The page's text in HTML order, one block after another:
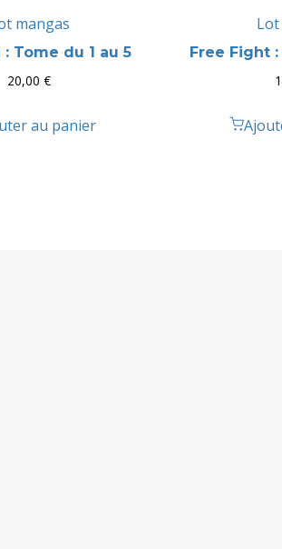
mangas
: Tome du 1 au 5
20,00€
au panier
Free Fight